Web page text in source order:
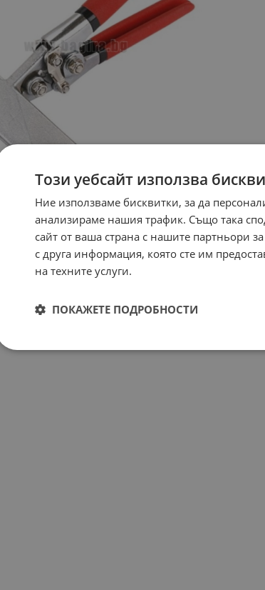
Този уебсайт използва
Ние използваме бисквитки, за да
анализираме нашия трафик. Също така
сайт от ваша страна с нашите партньори
с друга информация, която сте им
на техните услуги.
ПОКАЖЕТЕ ПОДРОБНОСТИ